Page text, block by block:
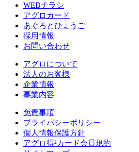
WEBチラシ
アグロカード
あぐろとひょうご
採用情報
お問い合わせ
アグロについて
法人のお客様
企業情報
事業内容
免責事項
プライバシーポリシー
個人情報保護方針
アグロ得²カード会員規約